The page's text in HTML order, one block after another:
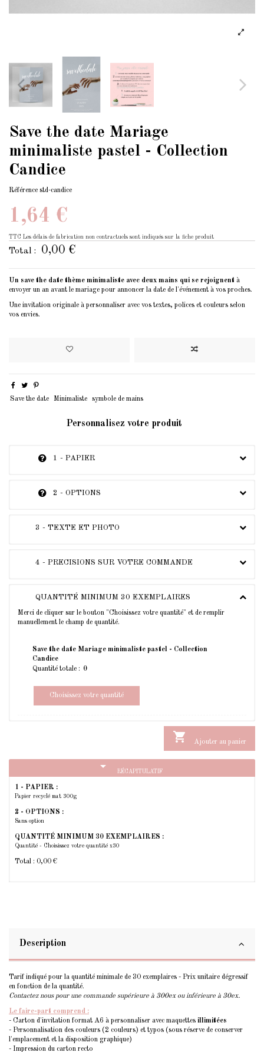
Save the date Mariage
minimaliste pastel - Collection
Candice
Référence std-candice
1,64 €
TTC Les délais de fabrication non contractuels sont indiqués sur la fiche produit
Total : 0,00 €
Un save the date thème minimaliste avec deux mains qui se rejoignent à
envoyer un an avant le mariage pour annoncer la date de l'événement à vos proches.
Une invitation originale à personnaliser avec vos textes, polices et couleurs selon
vos envies.
Save the date Minimaliste symbole de mains
Personnalisez votre produit
1 - PAPIER
2 - OPTIONS
3 - TEXTE ET PHOTO
4 - PRECISIONS SUR VOTRE COMMANDE
QUANTITÉ MINIMUM 30 EXEMPLAIRES
Merci de cliquer sur le bouton "Choisissez votre quantité" et de remplir
manuellement le champ de quantité.
Save the date Mariage minimaliste pastel - Collection
Candice
Quantité totale :
Choisissez votre quantité
 Ajouter au panier
arrow_drop_down RÉCAPITULATIF
1 - PAPIER :
Papier recyclé mat 300g
2 - OPTIONS :
Sans option
QUANTITÉ MINIMUM 30 EXEMPLAIRES :
Quantité - Choisissez votre quantité x30
Total : 0,00 €
Description
Tarif indiqué pour la quantité minimale de 30 exemplaires - Prix unitaire dégressif
en fonction de la quantité.
Contactez nous pour une commande supérieure à 300ex ou inférieure à 30ex.
Le faire-part comprend :
- Carton d'invitation format A6 à personnaliser avec maquettes illimitées
- Personnalisation des couleurs (2 couleurs) et typos (sous réserve de conserver
l'emplacement et la disposition graphique)
- Impression du carton recto